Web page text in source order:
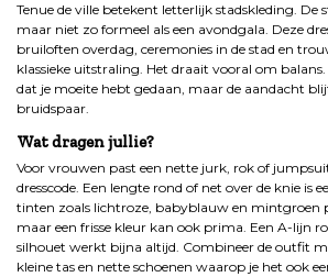
Tenue de ville betekent letterlijk stadskleding. De
maar niet zo formeel als een avondgala. Deze
bruiloften overdag, ceremonies in de stad en
klassieke uitstraling. Het draait vooral om
dat je moeite hebt gedaan, maar de aandacht
bruidspaar.
Wat dragen jullie?
Voor vrouwen past een nette jurk, rok of
dresscode. Een lengte rond of net over de knie is
tinten zoals lichtroze, babyblauw en mintgroen
maar een frisse kleur kan ook prima. Een A-lijn
silhouet werkt bijna altijd. Combineer de outfit
kleine tas en nette schoenen waarop je het ook